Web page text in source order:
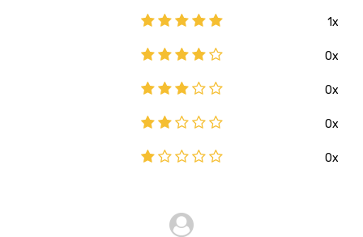
1x
0x
0x
0x
0x